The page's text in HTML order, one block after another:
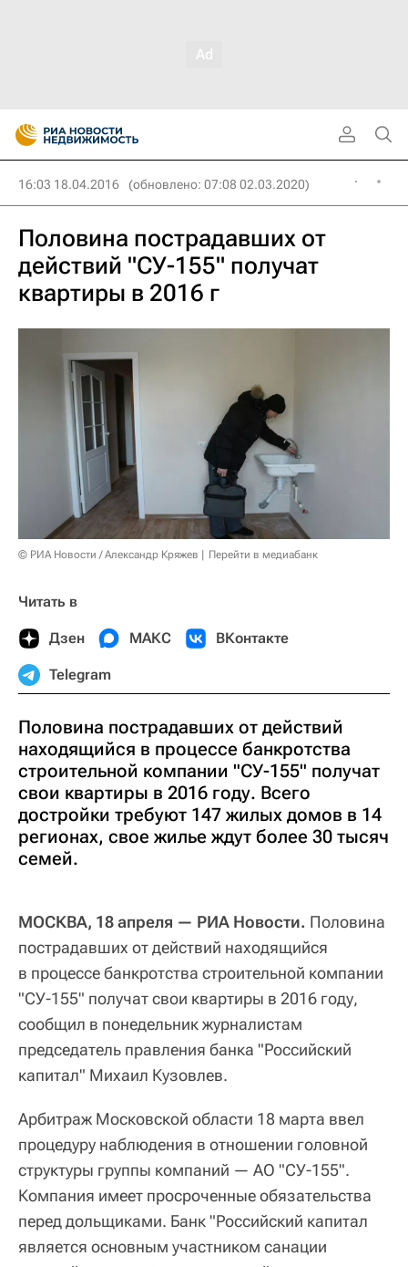
16:03 18.04.2016 (обновлено: 07:08 02.03.2020)
Половина пострадавших от
действий "СУ-155" получат
квартиры в 2016 г
© РИА Новости / Александр Кряжев Перейти в медиабанк
Читать в
Дзен МАКС ВКонтакте
Telegram
Половина пострадавших от действий
находящийся в процессе банкротства
строительной компании "СУ-155" получат
свои квартиры в 2016 году. Всего
достройки требуют 147 жилых домов в 14
регионах, свое жилье ждут более 30 тысяч
семей.
МОСКВА, 18 апреля — РИА Новости. Половина
пострадавших от действий находящийся
в процессе банкротства строительной компании
"СУ-155" получат свои квартиры в 2016 году,
сообщил в понедельник журналистам
председатель правления банка "Российский
капитал" Михаил Кузовлев.
Арбитраж Московской области 18 марта ввел
процедуру наблюдения в отношении головной
структуры группы компаний — АО "СУ-155".
Компания имеет просроченные обязательства
перед дольщиками. Банк "Российский капитал
является основным участником санации